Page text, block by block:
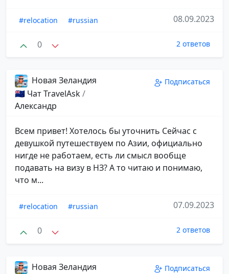
#relocation #russian 08.09.2023
0 2 ответов
Новая Зеландия
🇳🇿 Чат TravelAsk/
Александр
Подписаться
Всем привет! Хотелось бы уточнить Сейчас с
девушкой путешествуем по Азии, официально
нигде не работаем, есть ли смысл вообще
подавать на визу в НЗ? А то читаю и понимаю,
что м...
#relocation #russian 07.09.2023
0 2 ответов
Новая Зеландия
Подписаться